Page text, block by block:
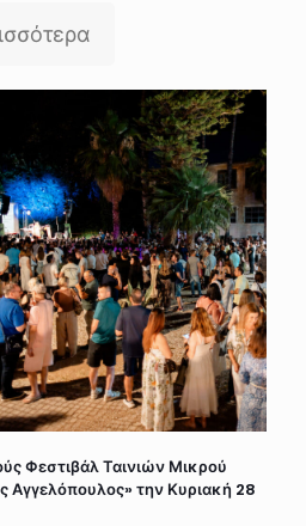
Φεστιβάλ Ταινιών Μικρού
Αγγελόπουλος» την Κυριακή 28